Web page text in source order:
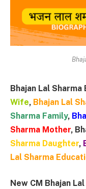
Bhajan Lal Sharma
Wife, Bhajan Lal
Sharma Family,
Sharma Mother,
Sharma Daughter,
Lal Sharma
New CM Bhajan